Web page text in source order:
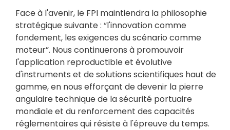
Face à l'avenir, le FPI maintiendra la philosophie
stratégique suivante : “l'innovation comme
fondement, les exigences du scénario comme
moteur”. Nous continuerons à promouvoir
l'application reproductible et évolutive
d'instruments et de solutions scientifiques haut de
gamme, en nous efforçant de devenir la pierre
angulaire technique de la sécurité portuaire
mondiale et du renforcement des capacités
réglementaires qui résiste à l'épreuve du temps.